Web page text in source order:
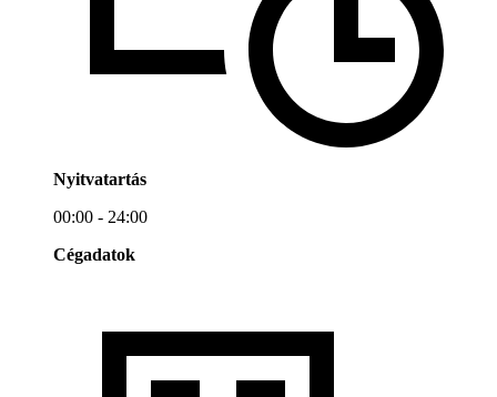
Nyitvatartás
00:00 - 24:00
Cégadatok